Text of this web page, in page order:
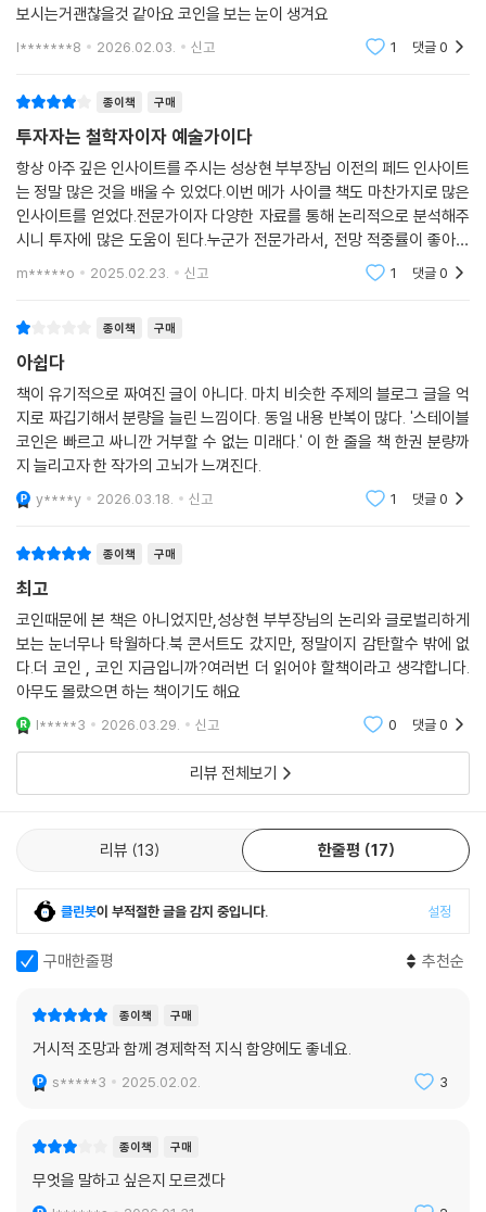
3. 미국 경제의 향방을 가를 단 하나의 변수
4. 스테이블코인의 유통속도에 주목하라
5. 통화량과 유통속도를 함께 보라
6. 돈은 어디에서 돌고 누구의 힘을 키우는가?
7. 시장의 돈줄이 흐르는 곳
8. 현재 주식 시장은 거품일까?
9. 미국 경제를 읽어야 디지털 자산의 방향이 보인다
1. 비트코인, 탈중앙화 통화의 서막
2. 화폐 혁신을 실생활로 옮겨 온 스테이블코인
3. 쌓여가는 빚과 달러의 고민
4. 트리핀 딜레마의 귀환
5. 유동성의 새로운 원천인 스테이블코인
6. 스테이블코인은 새로운 유로달러가 될 수 있을까?
8. 가능한 미래 시나리오와 전망
9. 인플레이션 시대의 스테이블코인
10. 신흥국의 만성 인플레이션 해법과 스테이블코인
11. 디파이, 새로운 그림자 금융의 부상
6장. 국가자본주의 시대, 투자자의 선택은?
1. 부채의 시대, 투자의 나침반
2. 어떤 자산을 보유해야 살아남을 수 있는가?
3. 미국이 보여주는 장기적 우상향의 본질
4. 달라진 돈의 흐름과 투자자의 시그널
6. 2025년 이후 전망과 체크포인트
7. 돈의 양과 속도가 함께 움직일 때 시장이 폭발한다
9. 유동성 전쟁과 생존의 설계도
10. 비트코인은 왜 사라지지 않았는가
11. 새로운 질서의 문턱에서
마치며 | 새로운 질서를 읽어내는 자가 미래를 소유한다
야 할까? 이 책의 목표는 단순히 정보를 전달하는 데 그치지 않고, 독자들
이 경제와 금융의 보이지 않는 흐름을 읽어내 더 넓은 관점에서 자신 있는
저자는 단순한 경제 지표나 통계를 넘어, 그 배경에 숨겨진 정치적 전략과
경제적 의도를 분석하며 독자들에게 새로운 시각을 알려준다. 그의 통찰에
따르면, 현재의 복잡하고 혼란스러운 경제 상황은 우연이 아니라 미국이
새롭게 구상하는 패권 전략의 일환이다. 막대한 정부 부채는 단순한 부담
이 아니라 미국 경제 재편을 위한 전략적 도구이며, 리쇼어링은 단순히 제
조업의 귀환이 아니라 글로벌 공급망 재구축을 향한 신호다. 이뿐만 아니
라 고물가와 금리 인상, AI 산업 육성 등 모든 요소가 미국의 새로운 경제
저자는 이러한 통찰을 바탕으로, 경제 지표들이 서로 어떻게 연관되어 변
화의 흐름을 만들어내는지 설명한다. 투자자라면 두려움과 불안에 휘둘리
기보다는 그것을 넘어 시장을 균형 있게 바라보는 현명한 안목을 가질 필
요가 있다. 이 책을 통해 막연한 두려움과 불안으로 가득한 2025년 투자
시장에서 시대에 지지 않는 투자의 원칙과 불확실성을 뛰어넘는 혜안을 얻
기를 바란다.
보시는거괜찮을것 같아요 코인을 보는 눈이 생겨요
l*******8 2026.02.03. 신고 1 댓글0
종이책 구매
투자자는 철학자이자 예술가이다
항상 아주 깊은 인사이트를 주시는 성상현 부부장님 이전의 페드 인사이트
는 정말 많은 것을 배울 수 있었다.이번 메가 사이클 책도 마찬가지로 많은
인사이트를 얻었다.전문가이자 다양한 자료를 통해 논리적으로 분석해주
시니 투자에 많은 도움이 된다.누군가 전문가라서, 전망 적중률이 좋아서
신뢰한다기보다는 누군가의 생각을 통해 나의 생각을 넓힐 수 있기에 항상
m*****o 2025.02.23. 신고 1 댓글0
종이책 구매
아쉽다
책이 유기적으로 짜여진 글이 아니다. 마치 비슷한 주제의 블로그 글을 억
지로 짜깁기해서 분량을 늘린 느낌이다. 동일 내용 반복이 많다. '스테이블
코인은 빠르고 싸니깐 거부할 수 없는 미래다.' 이 한 줄을 책 한권 분량까
지 늘리고자 한 작가의 고뇌가 느껴진다.
y****y 2026.03.18. 신고 1 댓글0
종이책 구매
최고
코인때문에 본 책은 아니었지만,성상현 부부장님의 논리와 글로벌리하게
보는 눈너무나 탁월하다.북 콘서트도 갔지만, 정말이지 감탄할수 밖에 없
다.더 코인 , 코인 지금입니까?여러번 더 읽어야 할책이라고 생각합니다.
아무도 몰랐으면 하는 책이기도 해요
l*****3 2026.03.29. 신고 0 댓글0
리뷰 전체보기
리뷰 13 한줄평 17
클린봇이 부적절한 글을 감지 중입니다. 설정
구매한줄평 추천순
종이책 구매
거시적 조망과 함께 경제학적 지식 함양에도 좋네요.
s*****3 2025.02.02. 3
종이책 구매
무엇을 말하고 싶은지 모르겠다